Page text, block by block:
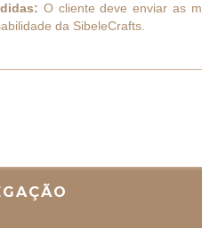
O cliente deve enviar as
da SibeleCrafts.